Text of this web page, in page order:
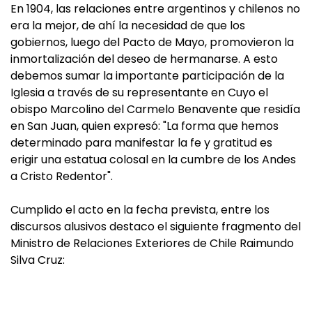
En 1904, las relaciones entre argentinos y chilenos no
era la mejor, de ahí la necesidad de que los
gobiernos, luego del Pacto de Mayo, promovieron la
inmortalización del deseo de hermanarse. A esto
debemos sumar la importante participación de la
Iglesia a través de su representante en Cuyo el
obispo Marcolino del Carmelo Benavente que residía
en San Juan, quien expresó: "La forma que hemos
determinado para manifestar la fe y gratitud es
erigir una estatua colosal en la cumbre de los Andes
a Cristo Redentor".
Cumplido el acto en la fecha prevista, entre los
discursos alusivos destaco el siguiente fragmento del
Ministro de Relaciones Exteriores de Chile Raimundo
Silva Cruz: